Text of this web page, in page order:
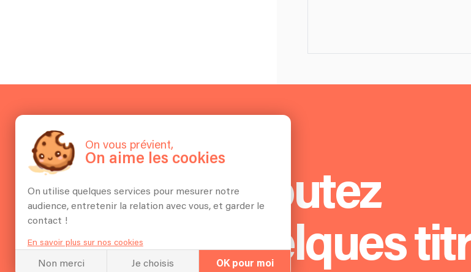
À l'écoute
Écoutez
quelques
On vous prévient,
On aime les cookies
On utilise quelques services pour mesurer notre
audience, entretenir la relation avec vous, et garder le
contact !
En savoir plus sur nos cookies
Non merci Je choisis OK pour moi